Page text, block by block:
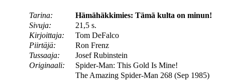
Tarina:
Hämähäkkimies: Tämä kulta on minun!
Sivuja:
21,5 s.
Kirjoittaja:
Tom DeFalco
Piirtäjä:
Ron Frenz
Tussaaja:
Josef Rubinstein
Originaali:
Spider-Man: This Gold Is Mine!
The Amazing Spider-Man 268 (Sep 1985)